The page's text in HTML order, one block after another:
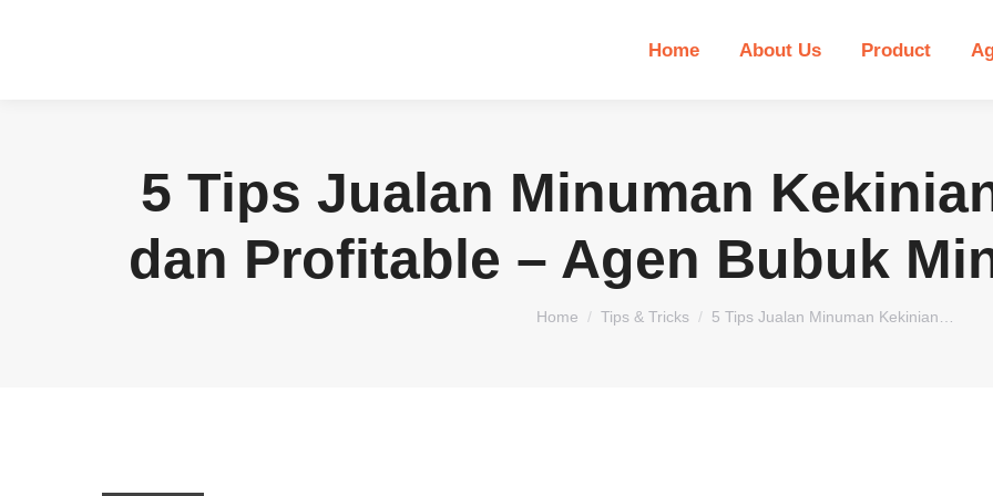
Home About Us Product
5 Tips Jualan Minuman
dan Profitable – Agen Bubuk
You are here:
Home Tips & Tricks 5 Tips Jualan Minuman Kekinian…